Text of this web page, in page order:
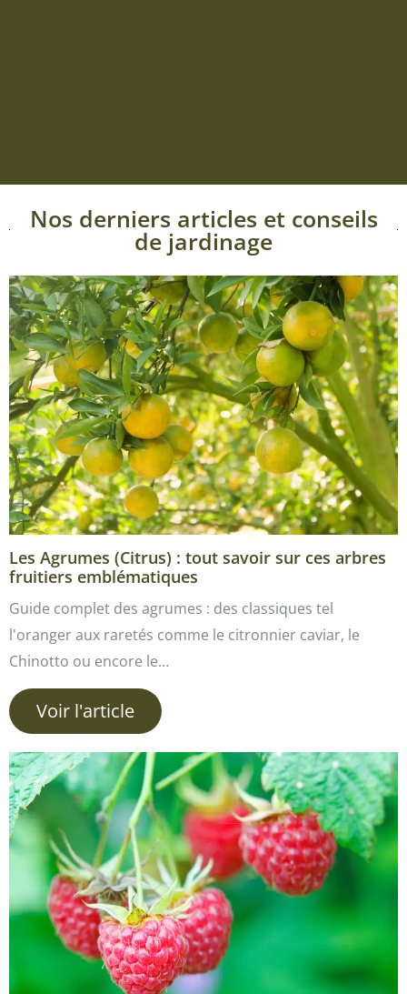
Nos derniers articles et conseils
de jardinage
Les Agrumes (Citrus) : tout savoir sur ces arbres
fruitiers emblématiques
Guide complet des agrumes : des classiques tel
l'oranger aux raretés comme le citronnier caviar, le
Chinotto ou encore le…
Voir l'article